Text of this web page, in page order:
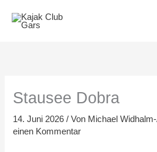
Inhalt
springen
Stausee Dobra
14. Juni 2026/ Von Michael
einen Kommentar